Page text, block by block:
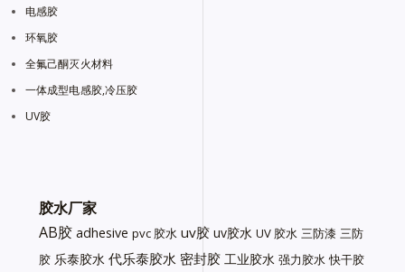
电感胶
环氧胶
全氟己酮灭火材料
一体成型电感胶,冷压胶
UV胶
胶水厂家
AB胶 adhesive pvc 胶水 uv胶 uv胶水 UV 胶水 三防漆 三防
胶 乐泰胶水 代乐泰胶水 密封胶 工业胶水 强力胶水 快干胶